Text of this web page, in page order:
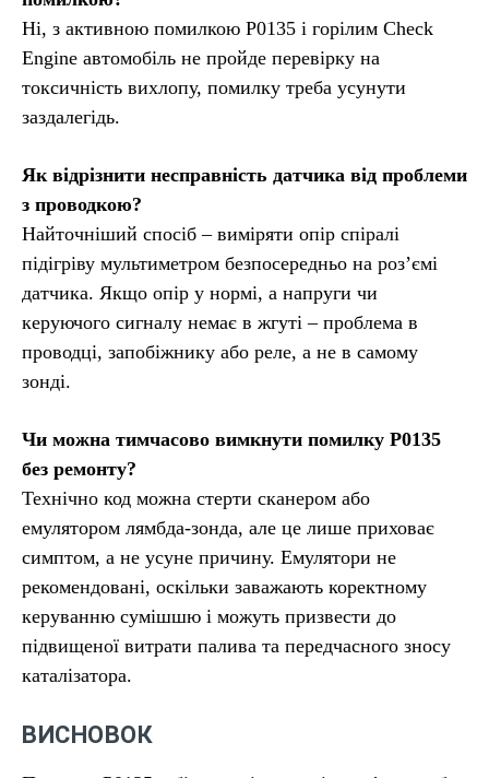
Ні, з активною помилкою P0135 і горілим Check
Engine автомобіль не пройде перевірку на
токсичність вихлопу, помилку треба усунути
заздалегідь.
Як відрізнити несправність датчика від проблеми
з проводкою?
Найточніший спосіб – виміряти опір спіралі
підігріву мультиметром безпосередньо на роз’ємі
датчика. Якщо опір у нормі, а напруги чи
керуючого сигналу немає в жгуті – проблема в
проводці, запобіжнику або реле, а не в самому
зонді.
Чи можна тимчасово вимкнути помилку P0135
без ремонту?
Технічно код можна стерти сканером або
емулятором лямбда-зонда, але це лише приховає
симптом, а не усуне причину. Емулятори не
рекомендовані, оскільки заважають коректному
керуванню сумішшю і можуть призвести до
підвищеної витрати палива та передчасного зносу
каталізатора.
ВИСНОВОК